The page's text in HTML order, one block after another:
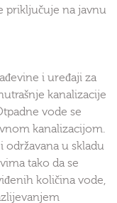
priključuje na javnu
i uređaji za
kanalizacije
vode se
kanalizacijom.
održavana u skladu
tako da se
količina vode,